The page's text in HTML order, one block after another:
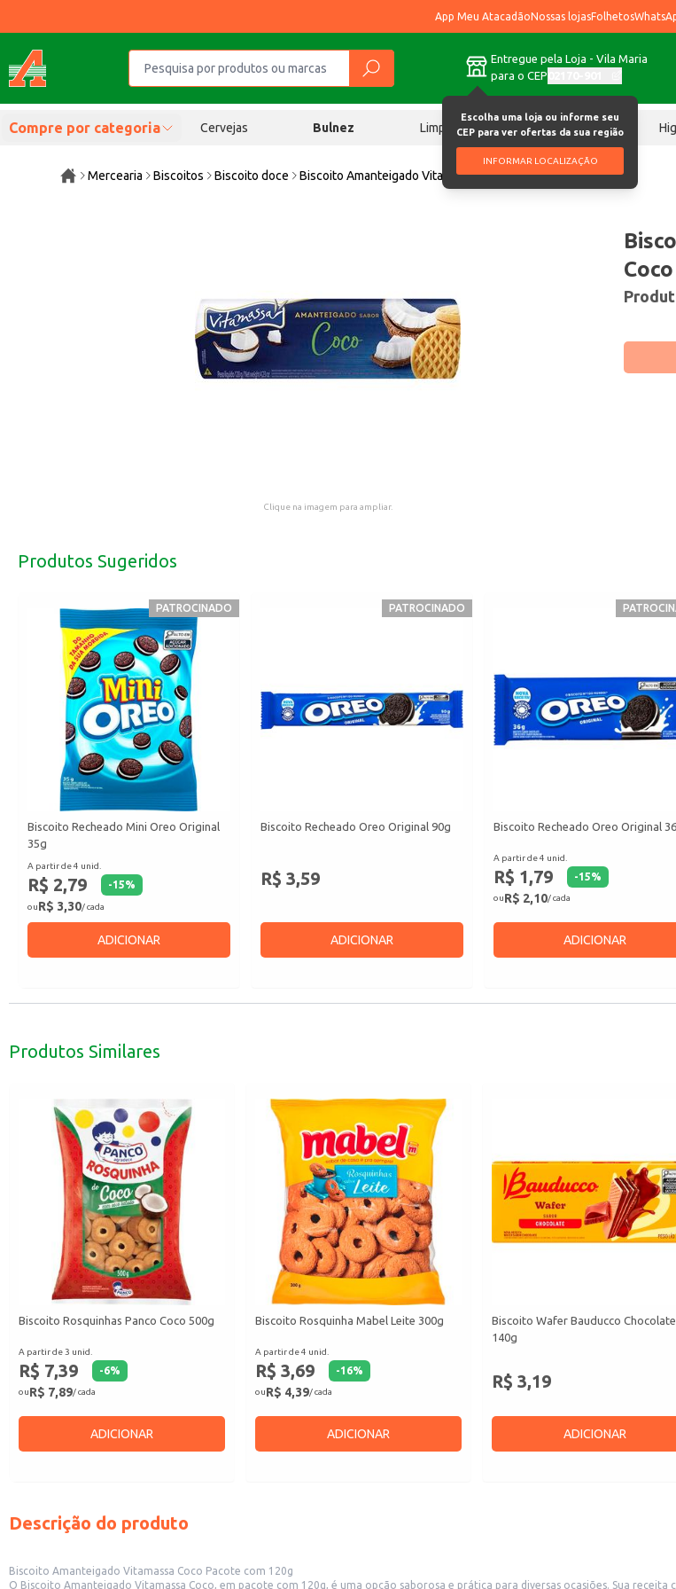
App Meu AtacadãoNossas lojasFolhetos
Entregue pela Loja - Vila Maria
para o CEP
Escolha uma loja ou informe seu
CEP para ver ofertas da sua região
INFORMAR LOCALIZAÇÃO
Compre por categoria Cervejas Bulnez Limpeza Chocolates
Mercearia Biscoitos Biscoito doce Biscoito Amanteigado Vitamassa Coco 120g
Clique na imagem para ampliar.
Produtos Sugeridos
PATROCINADO
Biscoito Recheado Mini Oreo Original
35g
A partir de 4 unid.
R$ 2,79 -15%
ouR$ 3,30/ cada
ADICIONAR
PATROCINADO
Biscoito Recheado Oreo Original 90g
R$ 3,59
ADICIONAR
Biscoito Recheado Oreo Original
A partir de 4 unid.
R$ 1,79 -15%
ouR$ 2,10/ cada
ADICIONAR
Produtos Similares
Biscoito Rosquinhas Panco Coco 500g
A partir de 3 unid.
R$ 7,39 -6%
ouR$ 7,89/ cada
ADICIONAR
Biscoito Rosquinha Mabel Leite 300g
A partir de 4 unid.
R$ 3,69 -16%
ouR$ 4,39/ cada
ADICIONAR
Biscoito Wafer Bauducco Chocolate
140g
R$ 3,19
ADICIONAR
Descrição do produto
Biscoito Amanteigado Vitamassa Coco Pacote com 120g
O Biscoito Amanteigado Vitamassa Coco, em pacote com 120g, é uma opção saborosa e prática para diversas ocasiões. Sua receita combina a textura crocante de um biscoito amanteigado com o sabor suave do coco. A embalagem